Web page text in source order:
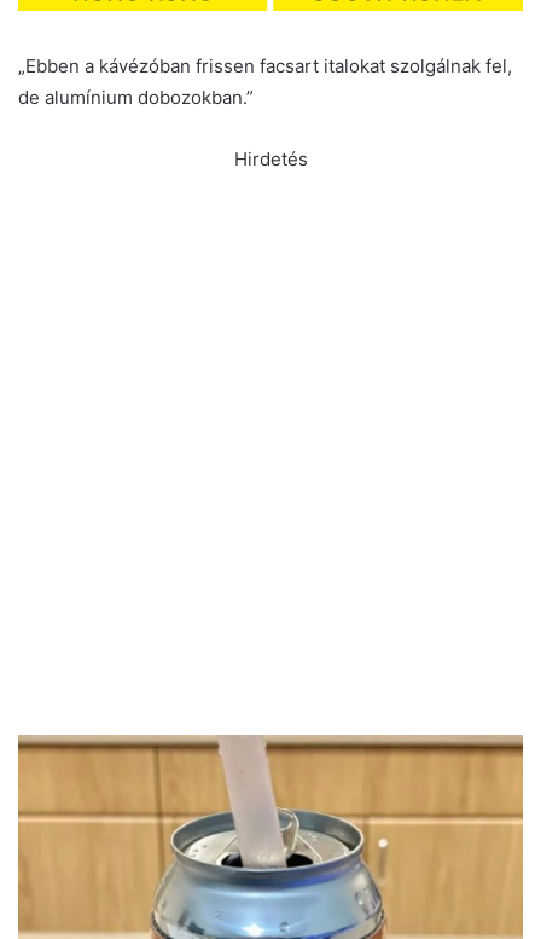
„Ebben a kávézóban frissen facsart italokat szolgálnak fel,
de alumínium dobozokban.”
Hirdetés